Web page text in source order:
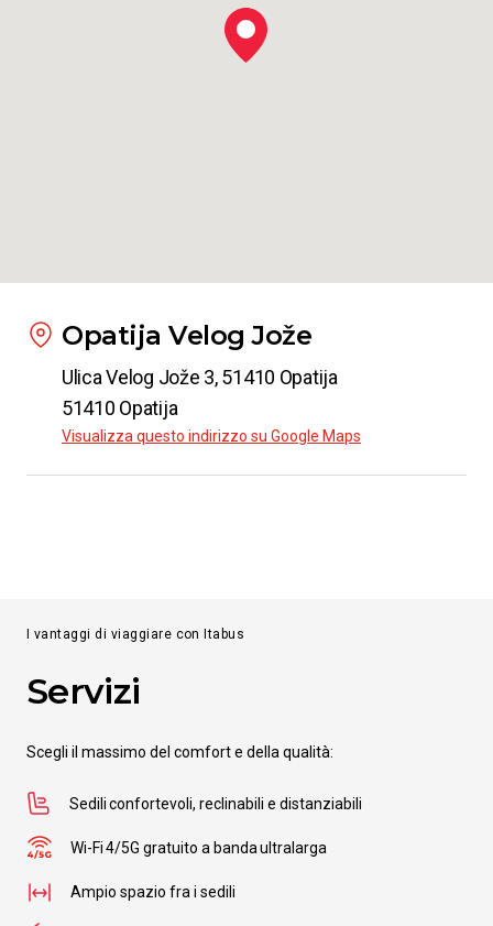
Opatija Velog Jože
Ulica Velog Jože 3, 51410 Opatija
51410 Opatija
Visualizza questo indirizzo su Google Maps
I vantaggi di viaggiare con Itabus
Servizi
Scegli il massimo del comfort e della qualità:
Sedili confortevoli, reclinabili e distanziabili
Wi-Fi 4/5G gratuito a banda ultralarga
Ampio spazio fra i sedili